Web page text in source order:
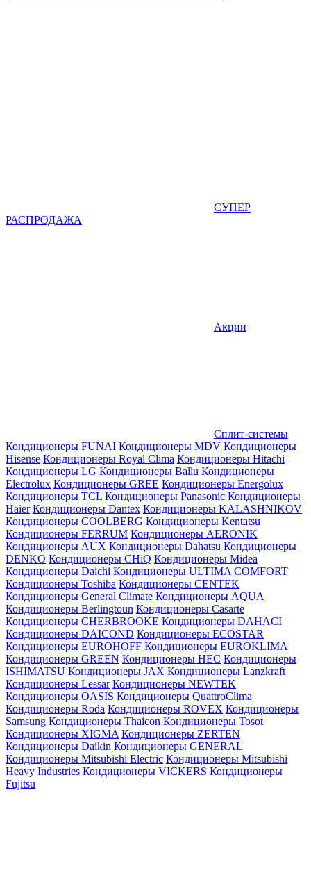
СУПЕР
РАСПРОДАЖА
Акции
Сплит-системы
Кондиционеры FUNAI Кондиционеры MDV Кондиционеры
Hisense Кондиционеры Royal Clima Кондиционеры Hitachi
Кондиционеры LG Кондиционеры Ballu Кондиционеры
Electrolux Кондиционеры GREE Кондиционеры Energolux
Кондиционеры TCL Кондиционеры Panasonic Кондиционеры
Haier Кондиционеры Dantex Кондиционеры KALASHNIKOV
Кондиционеры СOOLBERG Кондиционеры Kentatsu
Кондиционеры FERRUM Кондиционеры AERONIK
Кондиционеры AUX Кондиционеры Dahatsu Кондиционеры
DENKO Кондиционеры CHiQ Кондиционеры Midea
Кондиционеры Daichi Кондиционеры ULTIMA COMFORT
Кондиционеры Toshiba Кондиционеры CENTEK
Кондиционеры General Climate Кондиционеры AQUA
Кондиционеры Berlingtoun Кондиционеры Casarte
Кондиционеры CHERBROOKE Кондиционеры DAHACI
Кондиционеры DAICOND Кондиционеры ECOSTAR
Кондиционеры EUROHOFF Кондиционеры EUROKLIMA
Кондиционеры GREEN Кондиционеры HEC Кондиционеры
ISHIMATSU Кондиционеры JAX Кондиционеры Lanzkraft
Кондиционеры Lessar Кондиционеры NEWTEK
Кондиционеры OASIS Кондиционеры QuattroClima
Кондиционеры Roda Кондиционеры ROVEX Кондиционеры
Samsung Кондиционеры Thaicon Кондиционеры Tosot
Кондиционеры XIGMA Кондиционеры ZERTEN
Кондиционеры Daikin Кондиционеры GENERAL
Кондиционеры Mitsubishi Electric Кондиционеры Mitsubishi
Heavy Industries Кондиционеры VICKERS Кондиционеры
Fujitsu